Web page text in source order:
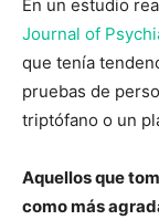
En un estudio
Journal of
que tenía
pruebas de
triptófano o un
Aquellos que
como más